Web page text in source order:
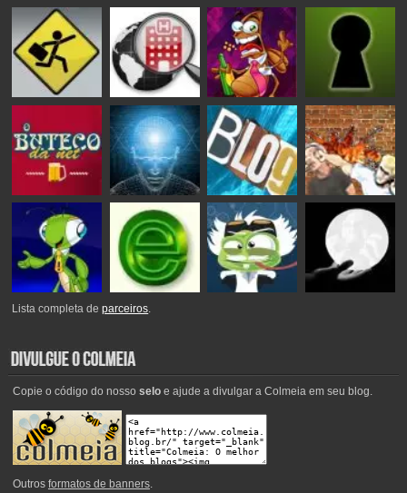
Lista completa deparceiros.
Copie o código do nosso seloe ajude a divulgar a Colmeia em seu blog.
Outros formatos de banners.